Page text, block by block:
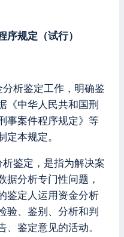
序规定（试行）
析鉴定工作，明确鉴
《中华人民共和国刑
事案件程序规定》等
定本规定。
鉴定，是指为解决案
据分析专门性问题，
鉴定人运用资金分析
验、鉴别、分析和判
、鉴定意见的活动。